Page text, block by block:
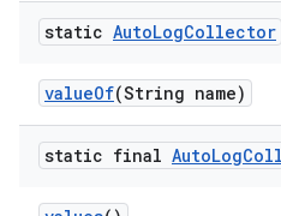
static AutoLogCollector
valueOf(String name)
static final AutoLog